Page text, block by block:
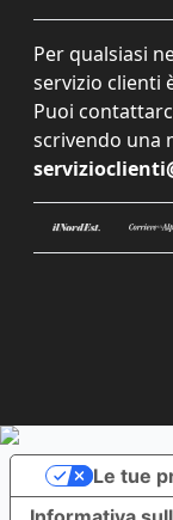
Per qualsiasi
servizio clienti
Puoi
scrivendo una
Le tue